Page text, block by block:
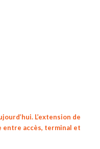
L’extension de
entre accès, terminal et